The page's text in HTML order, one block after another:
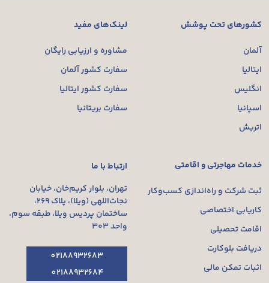
کشورهای تحت پوشش
آلمان
ایتالیا
انگلیس
اسپانیا
اتریش
لینک‌های مفید
مشاوره و ارزیابی رایگان
سفارت کشور آلمان
سفارت کشور ایتالیا
سفارت بریتانیا
خدمات مهاجرتی و اقامتی
ثبت شرکت و راه‌اندازی کسب‌وکار
کاریابی اختصاصی
اقامت تحصیلی
دریافت بلوکارت
اثبات تمکن مالی
ارتباط با ما
تهران، بلوار کریم‌خان، خیابان
نجات‌اللهی (ویلا)، پلاک ۲۶۹،
ساختمان پردیس ویلا، طبقه سوم،
واحد ۳۰۳
02188932683
02188932684